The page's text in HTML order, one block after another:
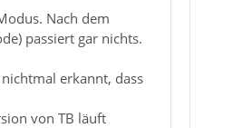
Nach dem
passiert gar nichts.
erkannt, dass
von TB läuft